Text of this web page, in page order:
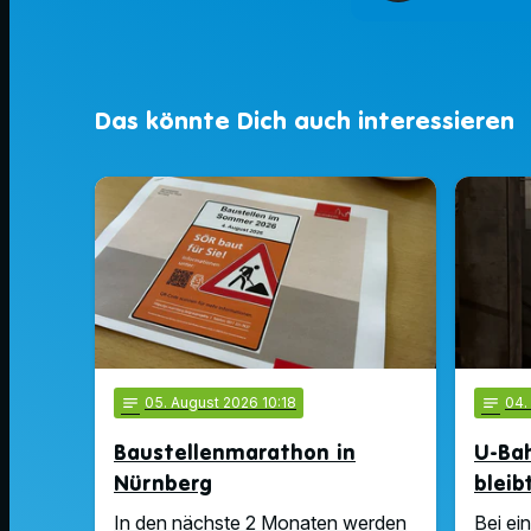
Das könnte Dich auch interessieren
notes 05. August 2026 10:18
Baustellenmarathon in
Nürnberg
In den nächste 2 Monaten werden
notes 04
U-
Bei